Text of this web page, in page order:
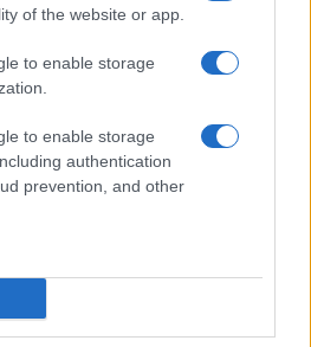
of the website or app.
to enable storage
to enable storage
authentication
prevention, and other
$100,000,000,000,000.00